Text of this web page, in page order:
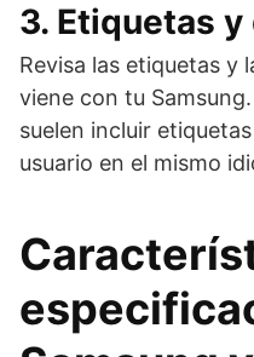
3. Etiquetas
Revisa las etiquetas y
viene con tu
suelen incluir
usuario en el mismo